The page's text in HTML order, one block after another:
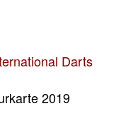
Darts
2019